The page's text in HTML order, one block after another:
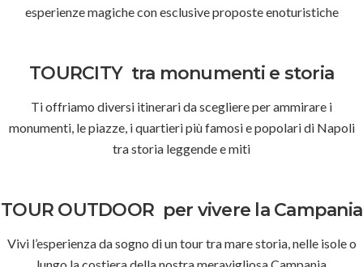
esperienze magiche con esclusive proposte enoturistiche
TOURCITY tra monumenti e storia
Ti offriamo diversi itinerari da scegliere per ammirare i
monumenti, le piazze, i quartieri più famosi e popolari di Napoli
tra storia leggende e miti
TOUR OUTDOOR per vivere la Campania
Vivi l’esperienza da sogno di un tour tra mare storia, nelle isole o